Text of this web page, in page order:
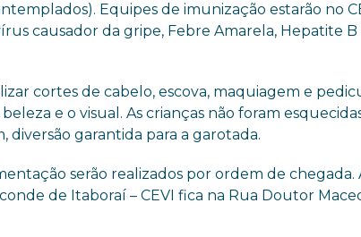
Equipes de imunização estarão no
causador da gripe, Febre Amarela, Hepatite B
cortes de cabelo, escova, maquiagem e
e o visual. As crianças não foram
diversão garantida para a garotada.
serão realizados por ordem de chegada.
de Itaboraí – CEVI fica na Rua Doutor